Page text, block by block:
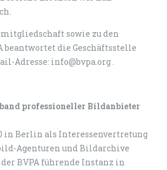
sowie zu den
beantwortet die Geschäftsstelle
Adresse: info@bvpa.org .
professioneller Bildanbieter
in Berlin als Interessenvertretung
Agenturen und Bildarchive
BVPA führende Instanz in